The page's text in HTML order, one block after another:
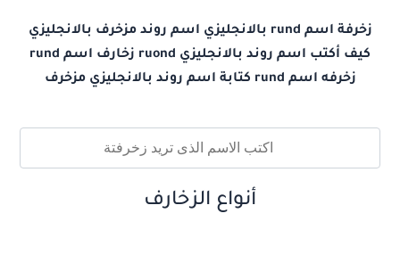
زخرفة اسم rund بالانجليزي اسم روند مزخرف بالانجليزي
كيف أكتب اسم روند بالانجليزي ruond زخارف اسم rund
زخرفه اسم rund كتابة اسم روند بالانجليزي مزخرف
أنواع الزخارف